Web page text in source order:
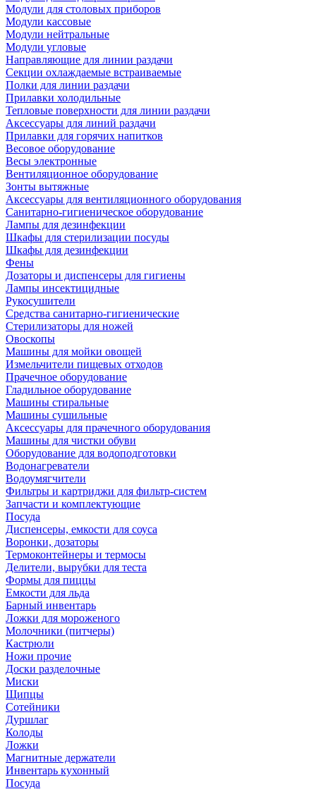
Модули для столовых приборов
Модули кассовые
Модули нейтральные
Модули угловые
Направляющие для линии раздачи
Секции охлаждаемые встраиваемые
Полки для линии раздачи
Прилавки холодильные
Тепловые поверхности для линии раздачи
Аксессуары для линий раздачи
Прилавки для горячих напитков
Весовое оборудование
Весы электронные
Вентиляционное оборудование
Зонты вытяжные
Аксессуары для вентиляционного оборудования
Санитарно-гигиеническое оборудование
Лампы для дезинфекции
Шкафы для стерилизации посуды
Шкафы для дезинфекции
Фены
Дозаторы и диспенсеры для гигиены
Лампы инсектицидные
Рукосушители
Средства санитарно-гигиенические
Стерилизаторы для ножей
Овоскопы
Машины для мойки овощей
Измельчители пищевых отходов
Прачечное оборудование
Гладильное оборудование
Машины стиральные
Машины сушильные
Аксессуары для прачечного оборудования
Машины для чистки обуви
Оборудование для водоподготовки
Водонагреватели
Водоумягчители
Фильтры и картриджи для фильтр-систем
Запчасти и комплектующие
Посуда
Диспенсеры, емкости для соуса
Воронки, дозаторы
Термоконтейнеры и термосы
Делители, вырубки для теста
Формы для пиццы
Емкости для льда
Барный инвентарь
Ложки для мороженого
Молочники (питчеры)
Кастрюли
Ножи прочие
Доски разделочные
Миски
Щипцы
Сотейники
Дуршлаг
Колоды
Ложки
Магнитные держатели
Инвентарь кухонный
Посуда